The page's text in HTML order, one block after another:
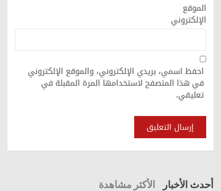
الموقع
الإلكتروني
احفظ اسمي، بريدي الإلكتروني، والموقع الإلكتروني
في هذا المتصفح لاستخدامها المرة المقبلة في
تعليقي.
أحدث الأخبار الأكثر مشاهدة